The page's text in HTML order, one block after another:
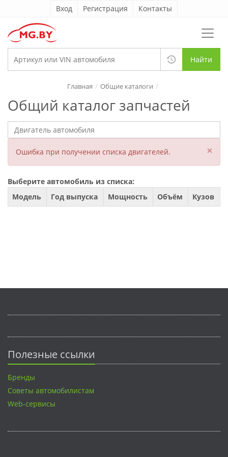
Вход Регистрация Контакты
Найти
Общий каталог запчастей
Главная Общие каталоги
Ошибка при получении списка двигателей. ×
Выберите автомобиль из списка:
Модель
Год выпуска Мощность Объём Кузов
Полезные ссылки
Бренды
Советы автомобилистам
Web-сервисы